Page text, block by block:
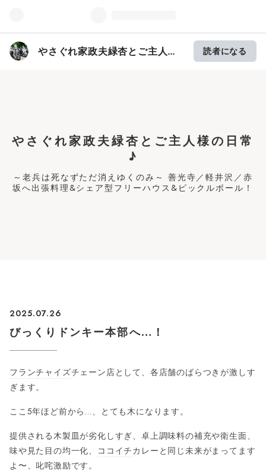
やさぐれ家政夫緑杏とご主人様
読者になる
やさぐれ家政夫緑杏とご主人様の日常
♪
～老兵は死なずただ消えゆくのみ～ 善光寺／軽井沢／赤
坂へ出張料理&シェア型フリーハウス&ピックルボール！
2025
- 07
- 26
びっくりドンキー本部へ…！
フランチャイズチェーン店として、各店舗のばらつきが激しす
ぎます。
ここ5年ほど前から…、とても木になります。
提供される木製皿が劣化しすぎ、卓上調味料の補充や衛生面、
味や見た目の均一化、 ココイチカレーと同じ未来がまってます
よ〜、叱咤激励です。